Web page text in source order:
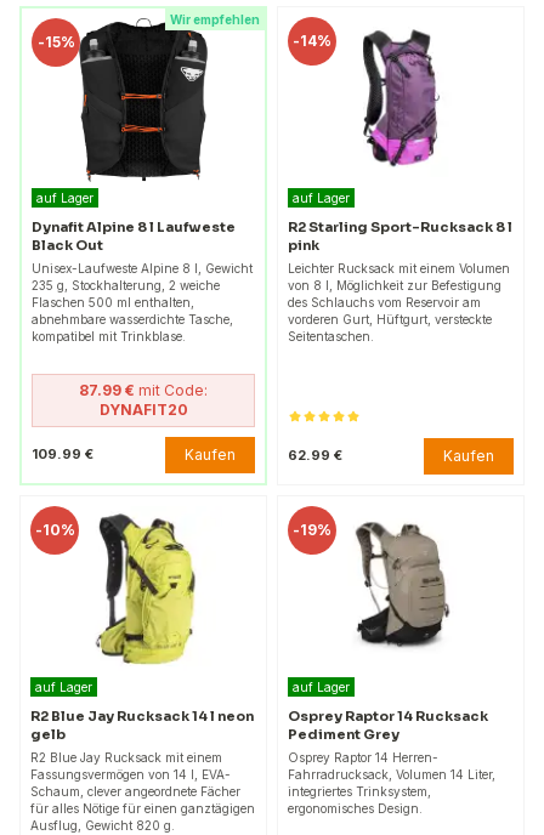
Wir empfehlen
-15%
auf Lager
Dynafit Alpine 8 l Laufweste
Black Out
Unisex-Laufweste Alpine 8 l, Gewicht
235 g, Stockhalterung, 2 weiche
Flaschen 500 ml enthalten,
abnehmbare wasserdichte Tasche,
kompatibel mit Trinkblase.
87.99 € mit Code:
DYNAFIT20
109.99 € Kaufen
-14%
auf Lager
R2 Starling Sport-Rucksack 8 l
pink
Leichter Rucksack mit einem Volumen
von 8 l, Möglichkeit zur Befestigung
des Schlauchs vom Reservoir am
vorderen Gurt, Hüftgurt, versteckte
Seitentaschen.
62.99 € Kaufen
-10%
auf Lager
R2 Blue Jay Rucksack 14 l neon
gelb
R2 Blue Jay Rucksack mit einem
Fassungsvermögen von 14 l, EVA-
Schaum, clever angeordnete Fächer
für alles Nötige für einen ganztägigen
Ausflug, Gewicht 820 g.
-19%
auf Lager
Osprey Raptor 14 Rucksack
Pediment Grey
Osprey Raptor 14 Herren-
Fahrradrucksack, Volumen 14 Liter,
integriertes Trinksystem,
ergonomisches Design.